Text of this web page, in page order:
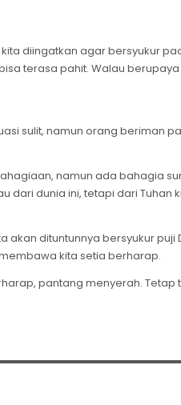
diingatkan agar bersyukur
terasa pahit. Walau
sulit, namun orang beriman
namun ada bahagia
dari dunia ini, tetapi dari
dituntunnya bersyukur puji
kita setia berharap.
pantang menyerah.